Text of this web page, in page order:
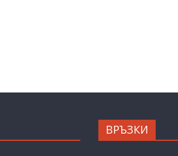
ВРЪЗКИ